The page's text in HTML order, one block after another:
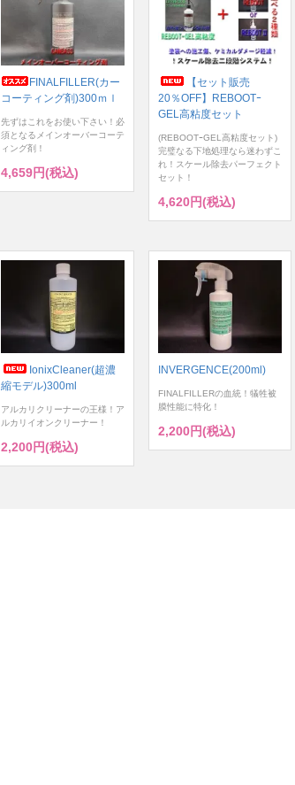
FINALFILLER(カー
コーティング剤)300ｍｌ
先ずはこれをお使い下さい！必
須となるメインオーバーコーテ
ィング剤！
4,659円(税込)
【セット販売
20％OFF】REBOOTｰ
GEL高粘度セット
(REBOOTｰGEL高粘度セット)
完璧なる下地処理なら迷わずこ
れ！スケール除去パーフェクト
セット！
4,620円(税込)
IonixCleaner(超濃
縮モデル)300ml
アルカリクリーナーの王様！ア
ルカリイオンクリーナー！
2,200円(税込)
INVERGENCE(200ml)
FINALFILLERの血統！犠牲被
膜性能に特化！
2,200円(税込)